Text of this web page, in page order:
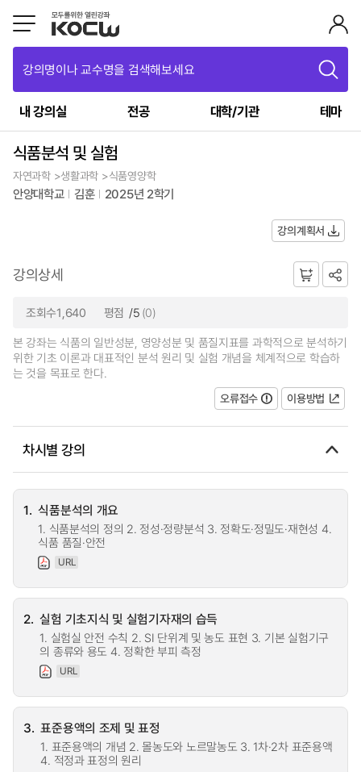
강의명이나 교수명을 검색해보세요
내 강의실 전공 대학/기관 테마
식품분석 및 실험
자연과학 >생활과학 >식품영양학
안양대학교 김훈 2025년 2학기
강의계획서
강의상세
조회수1,640 평점 /5 (0)
본 강좌는 식품의 일반성분, 영양성분 및 품질지표를 과학적으로 분석하기
위한 기초 이론과 대표적인 분석 원리 및 실험 개념을 체계적으로 학습하
는 것을 목표로 한다.
오류접수
이용방법
차시별 강의
1. 식품분석의 개요
1. 식품분석의 정의 2. 정성·정량분석 3. 정확도·정밀도·재현성 4.
식품 품질·안전
URL
2. 실험 기초지식 및 실험기자재의 습득
1. 실험실 안전 수칙 2. SI 단위계 및 농도 표현 3. 기본 실험기구
의 종류와 용도 4. 정확한 부피 측정
URL
3. 표준용액의 조제 및 표정
1. 표준용액의 개념 2. 몰농도와 노르말농도 3. 1차·2차 표준용액
4. 적정과 표정의 원리